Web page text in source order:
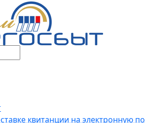
квитанции на электронную